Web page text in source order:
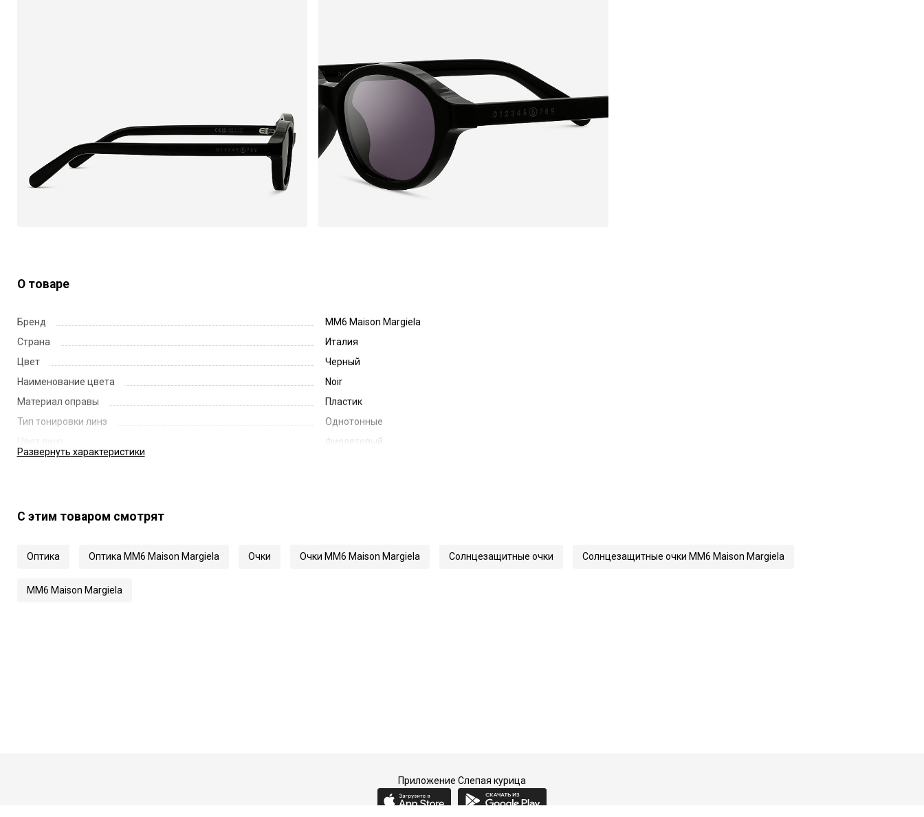
О товаре
Бренд
MM6 Maison Margiela
Страна
Италия
Цвет
Черный
Наименование цвета
Noir
Материал оправы
Пластик
Тип тонировки линз
Однотонные
Цвет линз
Фиолетовый
Длина заушника
Артикул
2
Развернуть характеристики
С этим товаром смотрят
Оптика Оптика MM6 Maison Margiela Очки Очки MM6 Maison Margiela Солнцезащитные очки Солнцезащитные очки MM6 Maison Margiela
MM6 Maison Margiela
Приложение Слепая курица